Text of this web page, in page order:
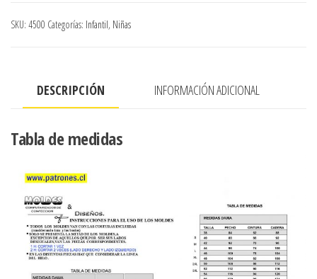
CON
ESCOTE
3/4
CORTA
SKU: 4500 Categorías: Infantil, Niñas
DESCRIPCIÓN INFORMACIÓN ADICIONAL
Tabla de medidas